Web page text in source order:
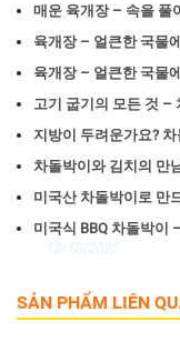
매운 육개장 – 속을 풀
육개장 – 얼큰한 국물
육개장 – 얼큰한 국물
고기 굽기의 모든 것 –
지방이 두려운가요?
차돌박이와 김치의 만
미국산 차돌박이로 만
미국식 BBQ 차돌박이
SẢN PHẨM LIÊN